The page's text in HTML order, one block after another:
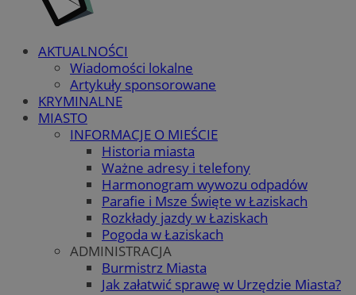
AKTUALNOŚCI
Wiadomości lokalne
Artykuły sponsorowane
KRYMINALNE
MIASTO
INFORMACJE O MIEŚCIE
Historia miasta
Ważne adresy i telefony
Harmonogram wywozu odpadów
Parafie i Msze Święte w Łaziskach
Rozkłady jazdy w Łaziskach
Pogoda w Łaziskach
ADMINISTRACJA
Burmistrz Miasta
Jak załatwić sprawę w Urzędzie Miasta?